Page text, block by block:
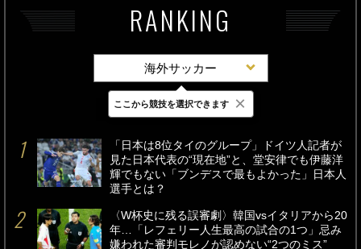
RANKING
海外サッカー
最新 24時間 週間
「日本は8位タイのグループ」ドイツ人記者が
見た日本代表の“現在地”と、堂安律でも伊藤洋
輝でもない「ブンデスで最もよかった」日本人
選手とは？
〈W杯史に残る誤審劇〉韓国vsイタリアから20
年…「レフェリー人生最高の試合の1つ」忌み
嫌われた審判モレノが認めない“2つのミス”
ここから競技を選択できます ×